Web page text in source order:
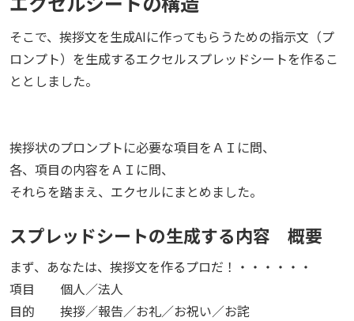
そこで、挨拶文を生成AIに作ってもらうための指示文（プ
ロンプト）を生成するエクセルスプレッドシートを作るこ
ととしました。
挨拶状のプロンプトに必要な項目をＡＩに問、
各、項目の内容をＡＩに問、
それらを踏まえ、エクセルにまとめました。
スプレッドシートの生成する内容 概要
まず、あなたは、挨拶文を作るプロだ！・・・・・・
項目 個人／法人
目的 挨拶／報告／お礼／お祝い／お詫